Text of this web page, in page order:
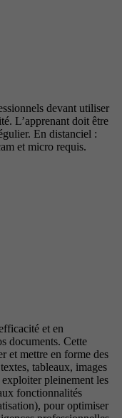
devant utiliser
L’apprenant doit être
En distanciel :
et micro requis.
et en
documents. Cette
et mettre en forme des
tableaux, images
pleinement les
fonctionnalités
pour optimiser